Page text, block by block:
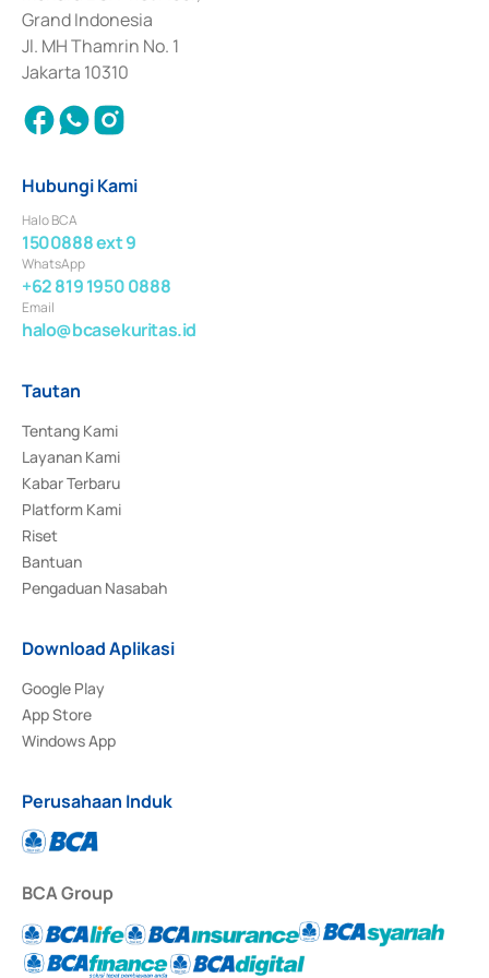
Surat Berharga Komersial yang izinnya diterbitkan pada tahun 2018.
Grand Indonesia
Jl. MH Thamrin No. 1
Jakarta 10310
Hubungi Kami
Halo BCA
1500888 ext 9
WhatsApp
+62 819 1950 0888
Email
halo@bcasekuritas.id
Tautan
Tentang Kami
Layanan Kami
Kabar Terbaru
Platform Kami
Riset
Bantuan
Pengaduan Nasabah
Download Aplikasi
Google Play
App Store
Windows App
Perusahaan Induk
BCA Group